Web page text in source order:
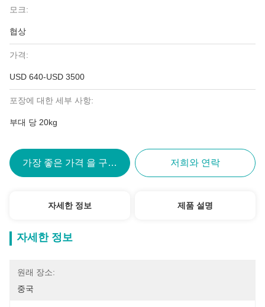
모크:
협상
가격:
USD 640-USD 3500
포장에 대한 세부 사항:
부대 당 20kg
가장 좋은 가격 을 구하라 저희와 연락
자세한 정보 제품 설명
자세한 정보
원래 장소:
중국